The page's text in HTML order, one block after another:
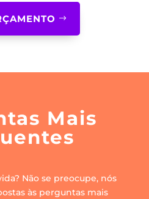
Mais
Não se preocupe, nós
às perguntas mais